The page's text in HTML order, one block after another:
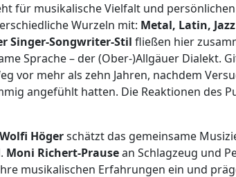
für musikalische Vielfalt und
Wurzeln mit: Metal, Latin,
Singer-Songwriter-Stil fließen hier
Sprache – der (Ober-)Allgäuer Dialekt.
vor mehr als zehn Jahren, nachdem
angefühlt hatten. Die Reaktionen des
Wolfi Högerschätzt das gemeinsame
Moni Richert-Prausean Schlagzeug und
musikalischen Erfahrungen ein und